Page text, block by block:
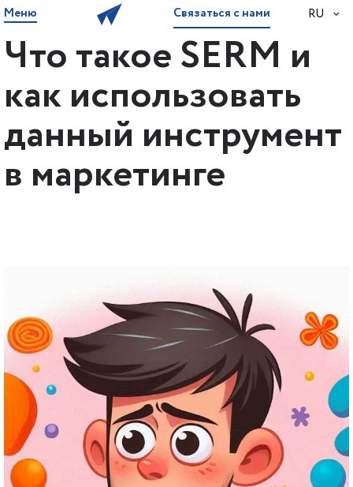
Меню Связаться с нами RU
Что такое SERM и
как использовать
данный инструмент
в маркетинге